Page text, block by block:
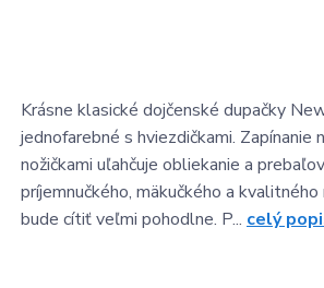
Krásne klasické dojčenské dupačky
jednofarebné s hviezdičkami. Zapínanie
nožičkami uľahčuje obliekanie a
príjemnučkého, mäkučkého a
bude cítiť veľmi pohodlne. P... celý